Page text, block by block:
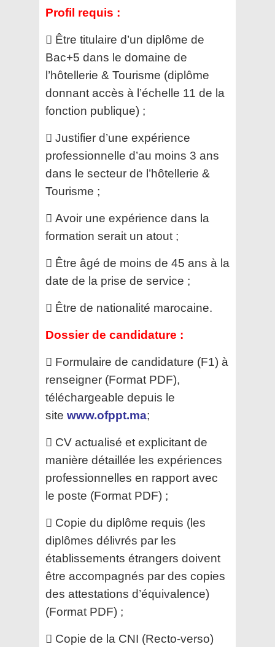
Profil requis :
 Être titulaire d’un diplôme de
Bac+5 dans le domaine de
l’hôtellerie & Tourisme (diplôme
donnant accès à l’échelle 11 de la
fonction publique) ;
 Justifier d’une expérience
professionnelle d’au moins 3 ans
dans le secteur de l’hôtellerie &
Tourisme ;
 Avoir une expérience dans la
formation serait un atout ;
 Être âgé de moins de 45 ans à la
date de la prise de service ;
 Être de nationalité marocaine.
Dossier de candidature :
 Formulaire de candidature (F1) à
renseigner (Format PDF),
téléchargeable depuis le
site www.ofppt.ma;
 CV actualisé et explicitant de
manière détaillée les expériences
professionnelles en rapport avec
le poste (Format PDF) ;
 Copie du diplôme requis (les
diplômes délivrés par les
établissements étrangers doivent
être accompagnés par des copies
des attestations d’équivalence)
(Format PDF) ;
 Copie de la CNI (Recto-verso)